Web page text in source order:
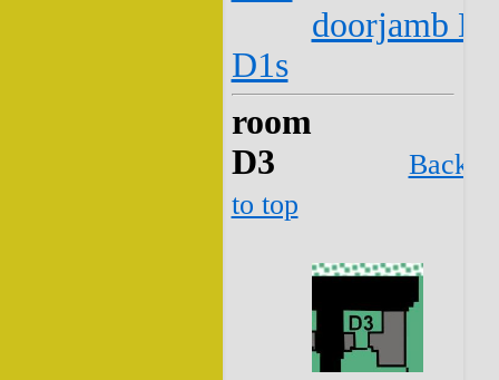
doorjamb
D1s
room
D3
Back
to top